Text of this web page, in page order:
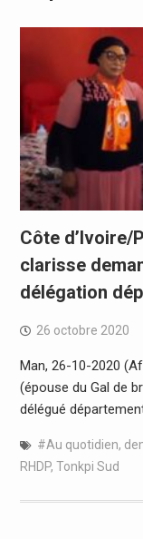
Côte d’Ivoire/
clarisse
délégation
26 octobre 2020
Man, 26-10-2020
(épouse du Gal de
délégué
#Au quotidien,
RHDP, Tonkpi Sud